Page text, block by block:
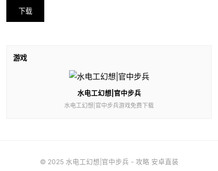
下载
游戏
水电工幻想|官中步兵
水电工幻想|官中步兵游戏免费下载
© 2025 水电工幻想|官中步兵 - 攻略 安卓直装